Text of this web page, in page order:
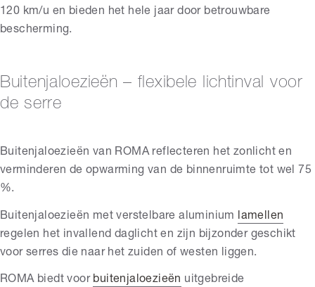
120 km/u en bieden het hele jaar door betrouwbare
bescherming.
Buitenjaloezieën – flexibele lichtinval voor
de serre
Buitenjaloezieën van ROMA reflecteren het zonlicht en
verminderen de opwarming van de binnenruimte tot wel 75
%.
Buitenjaloezieën met verstelbare aluminium lamellen
regelen het invallend daglicht en zijn bijzonder geschikt
voor serres die naar het zuiden of westen liggen.
ROMA biedt voor buitenjaloezieën uitgebreide